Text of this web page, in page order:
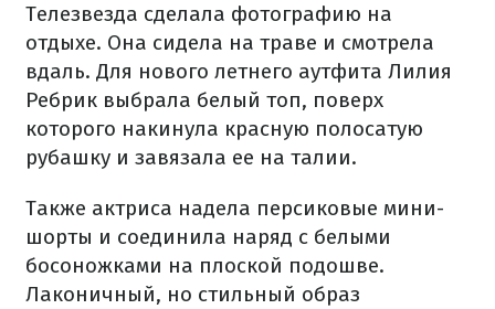
Телезвезда сделала фотографию на
отдыхе. Она сидела на траве и смотрела
вдаль. Для нового летнего аутфита Лилия
Ребрик выбрала белый топ, поверх
которого накинула красную полосатую
рубашку и завязала ее на талии.
Также актриса надела персиковые мини-
шорты и соединила наряд с белыми
босоножками на плоской подошве.
Лаконичный, но стильный образ